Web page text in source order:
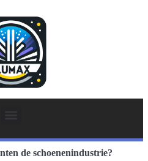
de schoenenindustrie?